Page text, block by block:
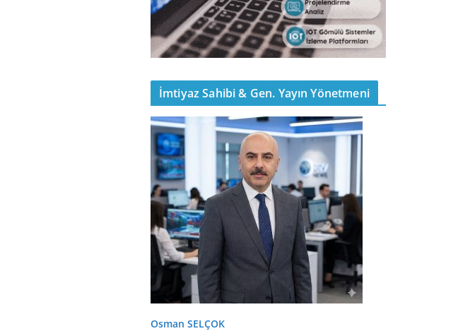
İmtiyaz Sahibi & Gen. Yayın Yönetmeni
Osman SELÇOK